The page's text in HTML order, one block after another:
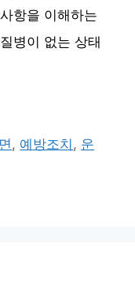
항을 이해하는
병이 없는 상태
, 예방조치 , 운